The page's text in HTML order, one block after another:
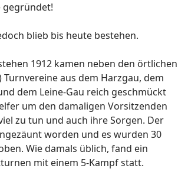
gegründet!
blieb bis heute bestehen.
1912 kamen neben den örtlichen
Turnvereine aus dem Harzgau, dem
dem Leine-Gau reich geschmückt
um den damaligen Vorsitzenden
zu tun und auch ihre Sorgen. Der
worden und es wurden 30
Wie damals üblich, fand ein
mit einem 5-Kampf statt.